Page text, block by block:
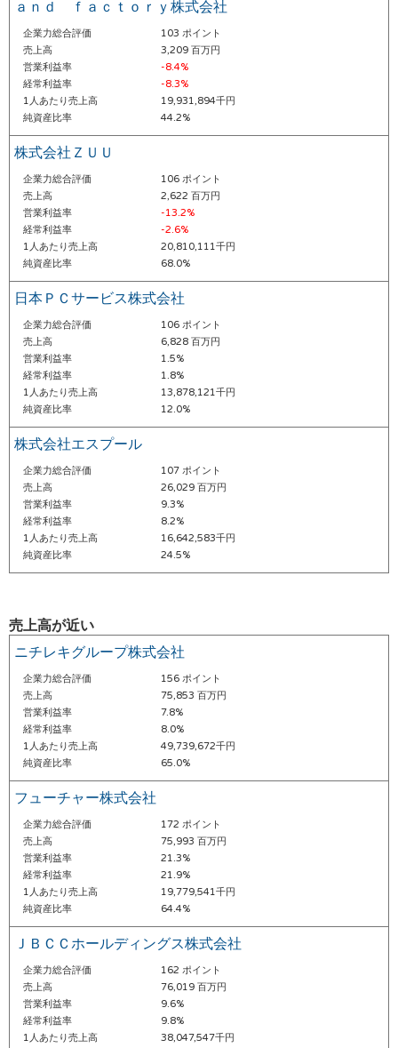
ａｎｄ ｆａｃｔｏｒｙ株式会社
企業力総合評価
103 ポイント
売上高
3,209 百万円
営業利益率
-8.4%
経常利益率
-8.3%
1人あたり売上高
19,931,894千円
純資産比率
44.2%
株式会社ＺＵＵ
企業力総合評価
106 ポイント
売上高
2,622 百万円
営業利益率
-13.2%
経常利益率
-2.6%
1人あたり売上高
20,810,111千円
純資産比率
68.0%
日本ＰＣサービス株式会社
企業力総合評価
106 ポイント
売上高
6,828 百万円
営業利益率
1.5%
経常利益率
1.8%
1人あたり売上高
13,878,121千円
純資産比率
12.0%
株式会社エスプール
企業力総合評価
107 ポイント
売上高
26,029 百万円
営業利益率
9.3%
経常利益率
8.2%
1人あたり売上高
16,642,583千円
純資産比率
24.5%
売上高が近い
ニチレキグループ株式会社
企業力総合評価
156 ポイント
売上高
75,853 百万円
営業利益率
7.8%
経常利益率
8.0%
1人あたり売上高
49,739,672千円
純資産比率
65.0%
フューチャー株式会社
企業力総合評価
172 ポイント
売上高
75,993 百万円
営業利益率
21.3%
経常利益率
21.9%
1人あたり売上高
19,779,541千円
純資産比率
64.4%
ＪＢＣＣホールディングス株式会社
企業力総合評価
162 ポイント
売上高
76,019 百万円
営業利益率
9.6%
経常利益率
9.8%
1人あたり売上高
38,047,547千円